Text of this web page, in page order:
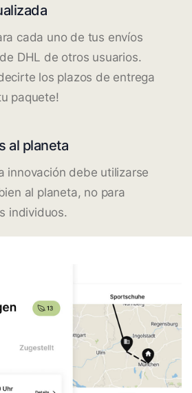
cada uno de tus envíos
DHL de otros usuarios.
los plazos de entrega
paquete!
al planeta
innovación debe utilizarse
al planeta, no para
individuos.